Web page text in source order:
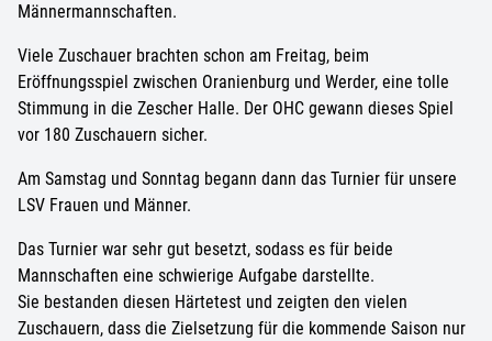
Männermannschaften.
Viele Zuschauer brachten schon am Freitag, beim
Eröffnungsspiel zwischen Oranienburg und Werder, eine tolle
Stimmung in die Zescher Halle. Der OHC gewann dieses Spiel
vor 180 Zuschauern sicher.
Am Samstag und Sonntag begann dann das Turnier für unsere
LSV Frauen und Männer.
Das Turnier war sehr gut besetzt, sodass es für beide
Mannschaften eine schwierige Aufgabe darstellte.
Sie bestanden diesen Härtetest und zeigten den vielen
Zuschauern, dass die Zielsetzung für die kommende Saison nur